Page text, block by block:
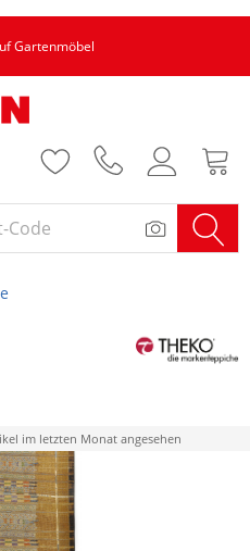
Gartenmöbel
im letzten Monat angesehen